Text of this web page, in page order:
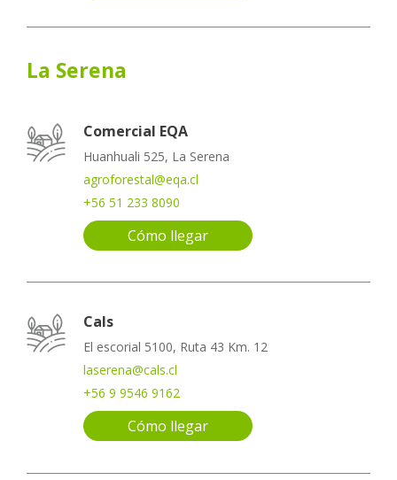
La Serena
Comercial EQA
Huanhuali 525, La Serena
agroforestal@eqa.cl
+56 51 233 8090
Cómo llegar
Cals
El escorial 5100, Ruta 43 Km. 12
laserena@cals.cl
+56 9 9546 9162
Cómo llegar